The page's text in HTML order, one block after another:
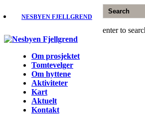
to
content
NESBYEN FJELLGREND
enter to
Close
Om prosjektet
Tomtevelger
Om hyttene
Aktiviteter
Kart
Aktuelt
Kontakt